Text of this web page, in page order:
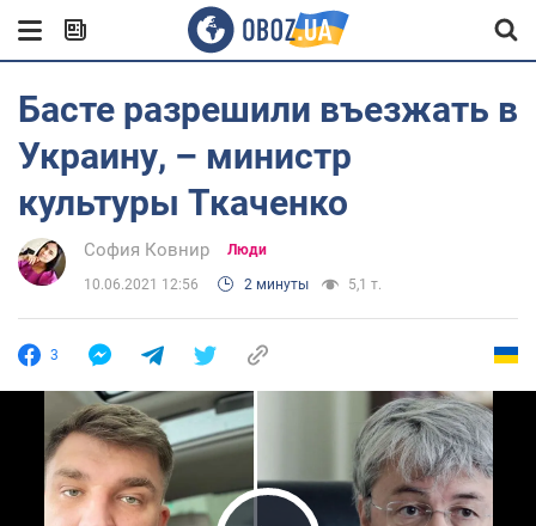
Басте разрешили въезжать в
Украину, – министр
культуры Ткаченко
София Ковнир Люди
10.06.2021 12:56 2 минуты 5,1 т.
3